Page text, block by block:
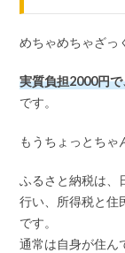
めちゃめちゃざっ
実質負担2000円
です。
もうちょっとちゃ
ふるさと納税は、
行い、所得税と住
です。
通常は自身が住ん